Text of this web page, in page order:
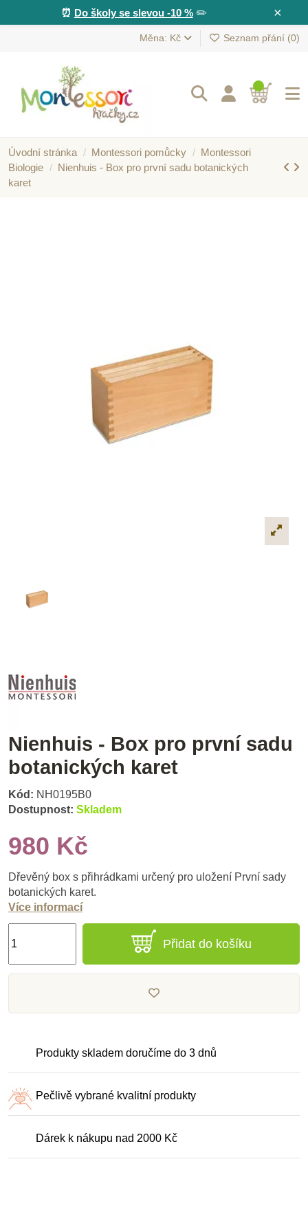
×
⏰ Do školy se slevou -10 %✏️
Měna: Kč Seznam přání (0)
Úvodní stránka Montessori pomůcky
Montessori
Biologie
Nienhuis - Box pro první sadu botanických
karet
Nienhuis - Box pro první sadu
botanických karet
Kód: NH0195B0
Dostupnost: Skladem
980 Kč
Dřevěný box s přihrádkami určený pro uložení První sady
botanických karet.
Více informací
Přidat do košíku
Produkty skladem doručíme do 3 dnů
Pečlivě vybrané kvalitní produkty
Dárek k nákupu nad 2000 Kč